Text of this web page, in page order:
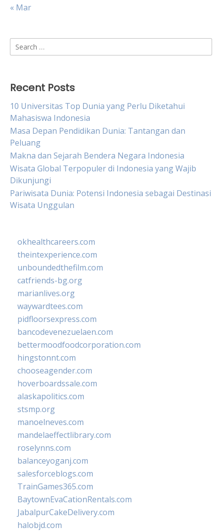
« Mar
Search
for:
Recent Posts
10 Universitas Top Dunia yang Perlu Diketahui
Mahasiswa Indonesia
Masa Depan Pendidikan Dunia: Tantangan dan
Peluang
Makna dan Sejarah Bendera Negara Indonesia
Wisata Global Terpopuler di Indonesia yang Wajib
Dikunjungi
Pariwisata Dunia: Potensi Indonesia sebagai Destinasi
Wisata Unggulan
okhealthcareers.com
theintexperience.com
unboundedthefilm.com
catfriends-bg.org
marianlives.org
waywardtees.com
pidfloorsexpress.com
bancodevenezuelaen.com
bettermoodfoodcorporation.com
hingstonnt.com
chooseagender.com
hoverboardssale.com
alaskapolitics.com
stsmp.org
manoelneves.com
mandelaeffectlibrary.com
roselynns.com
balanceyoganj.com
salesforceblogs.com
TrainGames365.com
BaytownEvaCationRentals.com
JabalpurCakeDelivery.com
halobjd.com